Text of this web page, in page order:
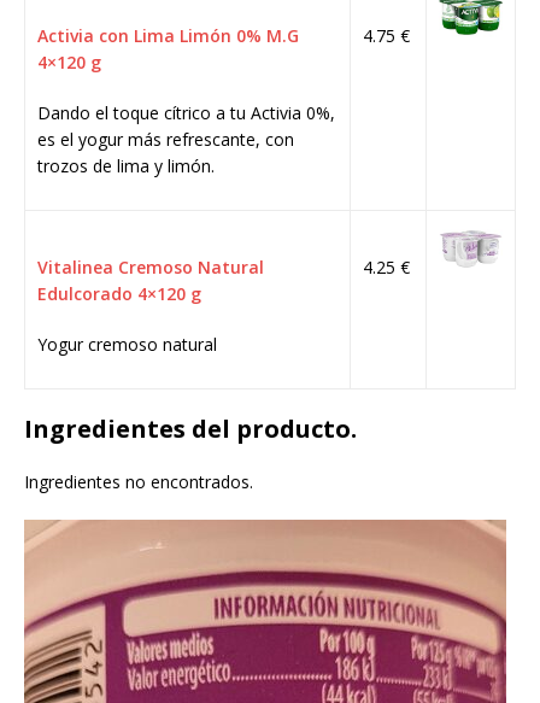
Activia con Lima Limón 0% M.G
4×120 g
Dando el toque cítrico a tu Activia 0%,
es el yogur más refrescante, con
trozos de lima y limón.
4.75 €
Vitalinea Cremoso Natural
Edulcorado 4×120 g
Yogur cremoso natural
4.25 €
Ingredientes del producto.
Ingredientes no encontrados.